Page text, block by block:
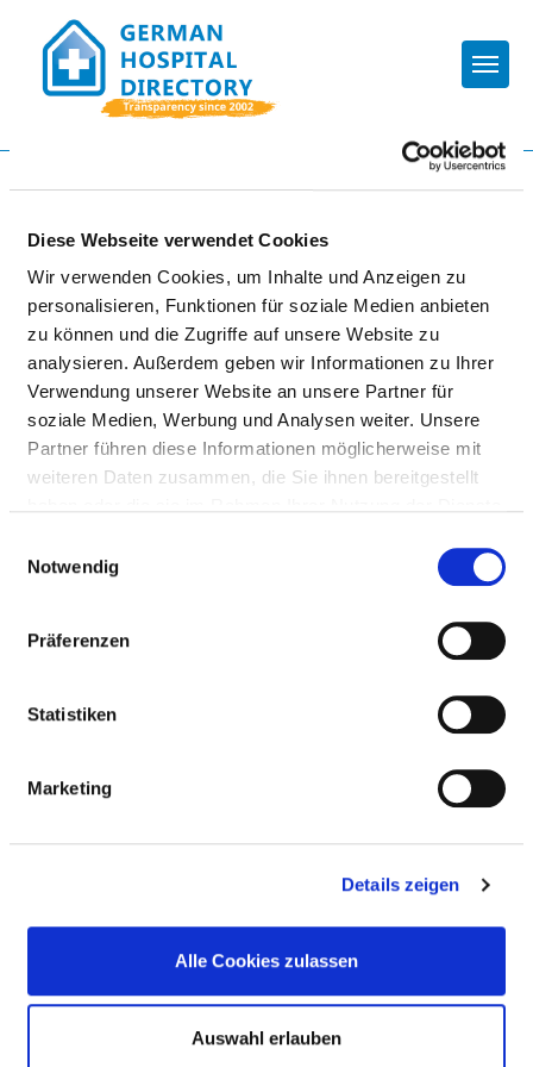
Diese Webseite verwendet Cookies
Wir verwenden Cookies, um Inhalte und Anzeigen zu
personalisieren, Funktionen für soziale Medien anbieten
zu können und die Zugriffe auf unsere Website zu
analysieren. Außerdem geben wir Informationen zu Ihrer
Verwendung unserer Website an unsere Partner für
soziale Medien, Werbung und Analysen weiter. Unsere
Partner führen diese Informationen möglicherweise mit
weiteren Daten zusammen, die Sie ihnen bereitgestellt
Notwendig
Präferenzen
Statistiken
Marketing
Details zeigen
Alle Cookies zulassen
Auswahl erlauben
GEOMED-KREISKLINIK
ACCESSIBILITY
ALLERGIES
Dietary offers
VISUALLY IMPAIRED / BLIND
FOREIGN LANGUAGE / RELIGION